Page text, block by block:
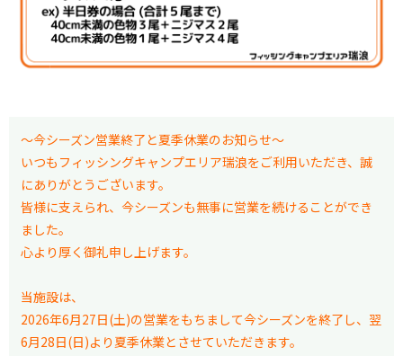
～今シーズン営業終了と夏季休業のお知らせ～
いつもフィッシングキャンプエリア瑞浪をご利用いただき、誠
にありがとうございます。
皆様に支えられ、今シーズンも無事に営業を続けることができ
ました。
心より厚く御礼申し上げます。
当施設は、
2026年6月27日(土)の営業をもちまして今シーズンを終了し、翌
6月28日(日)より夏季休業とさせていただきます。